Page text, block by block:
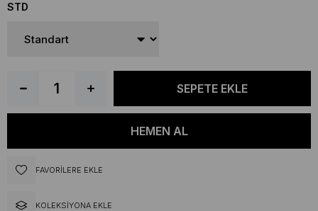
STD
FAVORILERE EKLE
KOLEKSIYONA EKLE